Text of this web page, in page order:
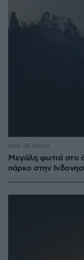
Μεγάλη φωτιά στο
πάρκο στην
πριν 36 λεπτά